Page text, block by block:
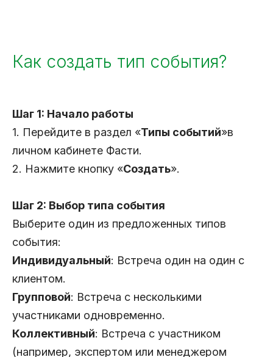
Как создать тип события?
Шаг 1: Начало работы
1. Перейдите в раздел «Типы событий»в
личном кабинете Фасти.
2. Нажмите кнопку «Создать».
Шаг 2: Выбор типа события
Выберите один из предложенных типов
события:
Индивидуальный: Встреча один на один с
клиентом.
Групповой: Встреча с несколькими
участниками одновременно.
Коллективный: Встреча с участником
(например, экспертом или менеджером